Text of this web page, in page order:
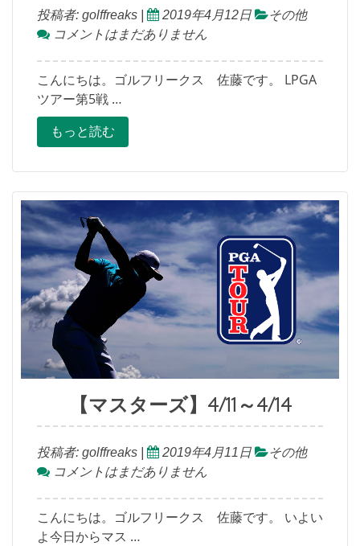
投稿者: golffreaks 2019年4月12日
その他
コメントはまだありません
こんにちは。ゴルフリークス 佐藤です。 LPGA
ツアー第5戦 …
もっと読む
【マスターズ】4/11～4/14
投稿者: golffreaks 2019年4月11日
その他
コメントはまだありません
こんにちは。ゴルフリークス 佐藤です。 いよい
よ今日からマス …